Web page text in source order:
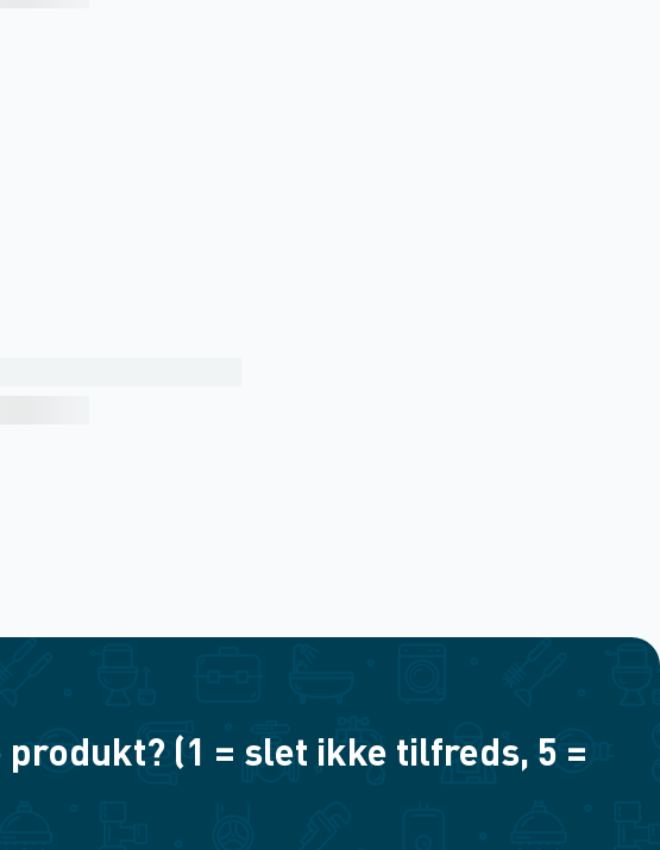
(1 = slet ikke tilfreds, 5 =